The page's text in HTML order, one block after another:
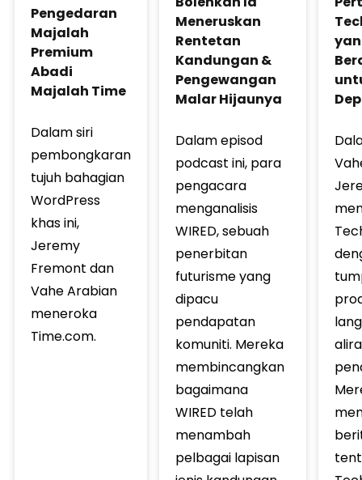
Pengedaran
Majalah
Premium
Abadi
Majalah Time
Dalam siri
pembongkaran
tujuh bahagian
WordPress
khas ini,
Jeremy
Fremont dan
Vahe Arabian
meneroka
Time.com.
Meneruskan
Rentetan
Kandungan &
Pengewangan
Malar Hijaunya
Dalam episod
podcast ini, para
pengacara
menganalisis
WIRED, sebuah
penerbitan
futurisme yang
dipacu
pendapatan
komuniti. Mereka
membincangkan
bagaimana
WIRED telah
menambah
pelbagai lapisan